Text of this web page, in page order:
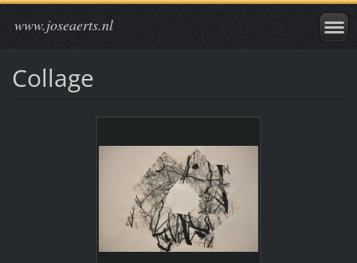
www.joseaerts.nl
Collage